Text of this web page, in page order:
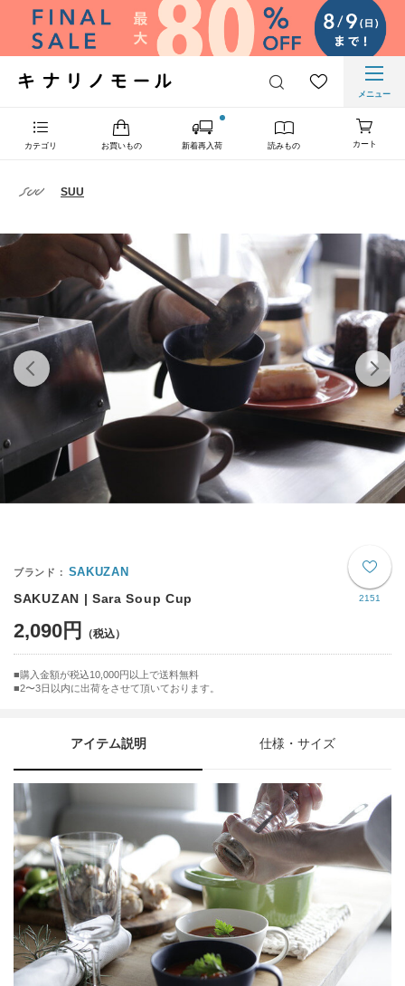
メニュー
カテゴリ お買いもの 新着再入荷 読みもの カート
SUU
2151
SAKUZAN
SAKUZAN | Sara Soup Cup
2,090円
購入金額が税込10,000円以上で送料無料
2〜3日以内に出荷をさせて頂いております。
アイテム説明 仕様・サイズ